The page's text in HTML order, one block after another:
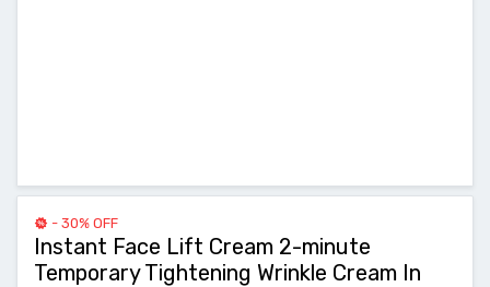
- 30% OFF
Instant Face Lift Cream 2-minute
Temporary Tightening Wrinkle Cream In